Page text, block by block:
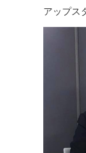
g
アップス